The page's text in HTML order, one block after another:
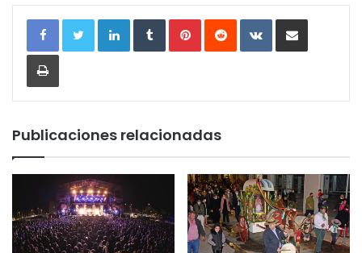
LinkedInTumblrPinterestReddit VKontakteCompartir por correo
Imprimir
Publicaciones relacionadas